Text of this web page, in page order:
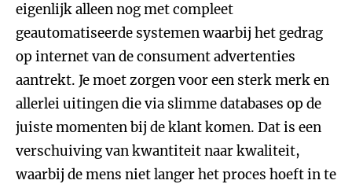
eigenlijk alleen nog met compleet
geautomatiseerde systemen waarbij het gedrag
op internet van de consument advertenties
aantrekt. Je moet zorgen voor een sterk merk en
allerlei uitingen die via slimme databases op de
juiste momenten bij de klant komen. Dat is een
verschuiving van kwantiteit naar kwaliteit,
waarbij de mens niet langer het proces hoeft in te